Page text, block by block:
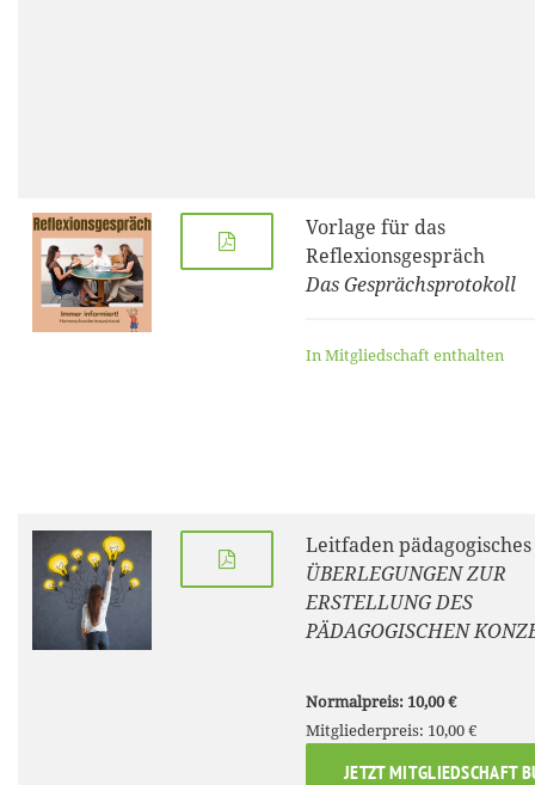
Vorlage für das
Reflexionsgespräch
Das Gesprächsprotokoll
In Mitgliedschaft enthalten
Leitfaden
ÜBERLEGUNGEN ZUR
ERSTELLUNG DES
PÄDAGOGISCHEN
Normalpreis: 10,00 €
Mitgliederpreis: 10,00 €
JETZT MITGLIEDSCHAFT